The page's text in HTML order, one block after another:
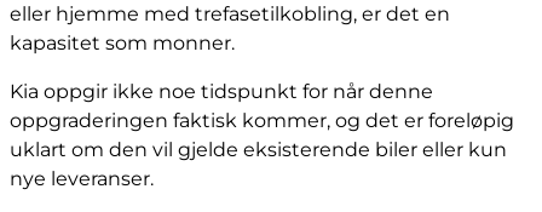
eller hjemme med trefasetilkobling, er det en
kapasitet som monner.
Kia oppgir ikke noe tidspunkt for når denne
oppgraderingen faktisk kommer, og det er foreløpig
uklart om den vil gjelde eksisterende biler eller kun
nye leveranser.